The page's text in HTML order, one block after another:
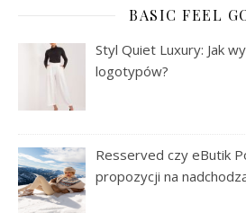
BASIC FEEL
Styl Quiet Luxury: Jak
logotypów?
Resserved czy eButik
propozycji na